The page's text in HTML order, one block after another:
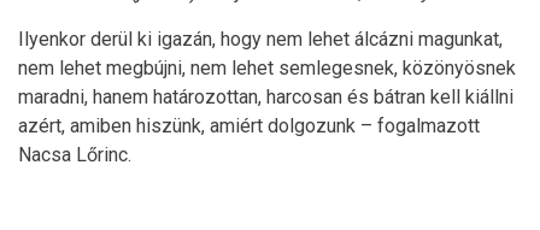
Ilyenkor derül ki igazán, hogy nem lehet álcázni magunkat,
nem lehet megbújni, nem lehet semlegesnek, közönyösnek
maradni, hanem határozottan, harcosan és bátran kell kiállni
azért, amiben hiszünk, amiért dolgozunk – fogalmazott
Nacsa Lőrinc.